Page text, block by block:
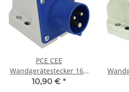
PCE CEE
Wandgerätestecker 16A
230V 3-Polig 5136
10,90 € *